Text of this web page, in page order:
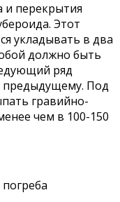
и перекрытия
Этот
укладывать в два
должно быть
ряд
предыдущему. Под
гравийно-
чем в 100-150